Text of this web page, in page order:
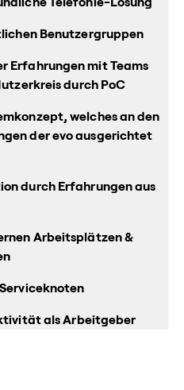
Benutzergruppen
Erfahrungen mit Teams
durch PoC
welches an den
der evo ausgerichtet
durch Erfahrungen aus
Arbeitsplätzen &
als Arbeitgeber